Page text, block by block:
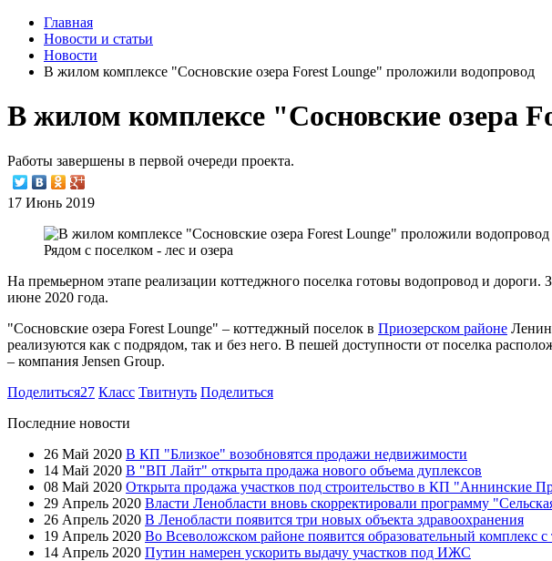
Главная
Новости и статьи
Новости
В жилом комплексе "Сосновские озера Forest Lounge" проложили водопровод
В жилом комплексе "Сосновские озера
Работы завершены в первой очереди проекта.
17 Июнь 2019
Рядом с поселком - лес и озера
На премьерном этапе реализации коттеджного поселка готовы водопровод и
июне 2020 года.
"Сосновские озера Forest Lounge" – коттеджный поселок в Приозерском районе
реализуются как с подрядом, так и без него. В пешей доступности от поселка
– компания Jensen Group.
Поделиться27 Класс Твитнуть Поделиться
Последние новости
26 Май 2020 В КП "Близкое" возобновятся продажи недвижимости
14 Май 2020 В "ВП Лайт" открыта продажа нового объема дуплексов
08 Май 2020 Открыта продажа участков под строительство в КП "Аннинские
29 Апрель 2020 Власти Ленобласти вновь скорректировали программу
26 Апрель 2020 В Ленобласти появится три новых объекта здравоохранения
19 Апрель 2020 Во Всеволожском районе появится образовательный комплекс
14 Апрель 2020 Путин намерен ускорить выдачу участков под ИЖС